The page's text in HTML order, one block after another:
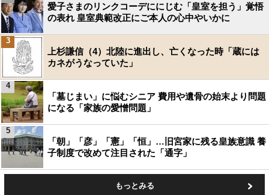
愛子さまのリンクコーデににじむ「皇室を担う」覚悟
の表れ 皇室典範改正にご本人の心中やいかに
上杉謙信（4）北陸に進出し、亡くなった時「蔵には
カネがうなっていた」
3
「墓じまい」に悩むシニア 費用や遺骨の始末より問題
になる「家族の愛憎問題」
4
「朝」「彦」「憲」「恒」…旧宮家に残る皇族意識 養
子制度で改めて注目された「通字」
5
もっとみる